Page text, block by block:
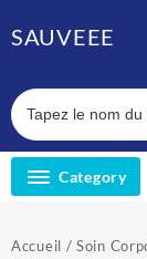
toSAUVEEE
Category
Accueil /Soin